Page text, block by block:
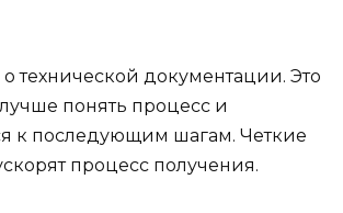
о технической документации. Это
понять процесс и
к последующим шагам. Четкие
процесс получения.